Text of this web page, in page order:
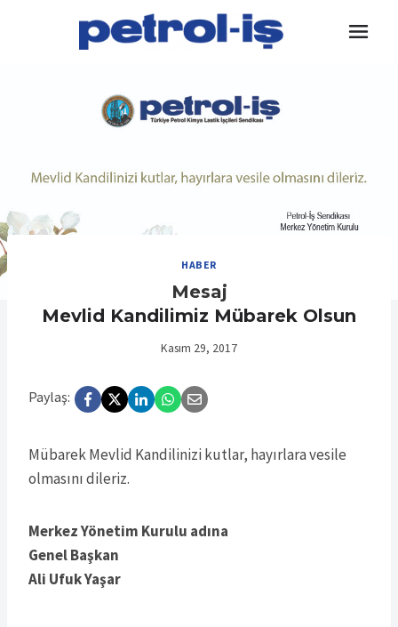
HABER
Mesaj
Mevlid Kandilimiz Mübarek Olsun
Kasım 29, 2017
Paylaş:
Mübarek Mevlid Kandilinizi kutlar, hayırlara vesile
olmasını dileriz.
Merkez Yönetim Kurulu adına
Genel Başkan
Ali Ufuk Yaşar